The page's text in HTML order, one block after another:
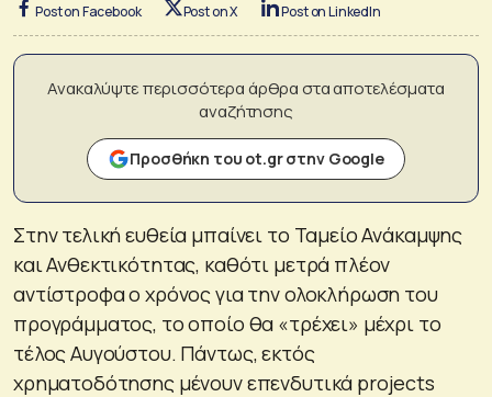
Post on Facebook Post on X Post on LinkedIn
Ανακαλύψτε περισσότερα άρθρα στα αποτελέσματα
αναζήτησης
Προσθήκη του ot.gr στην Google
Στην τελική ευθεία μπαίνει το Ταμείο Ανάκαμψης
και Ανθεκτικότητας, καθότι μετρά πλέον
αντίστροφα ο χρόνος για την ολοκλήρωση του
προγράμματος, το οποίο θα «τρέχει» μέχρι το
τέλος Αυγούστου. Πάντως, εκτός
χρηματοδότησης μένουν επενδυτικά projects